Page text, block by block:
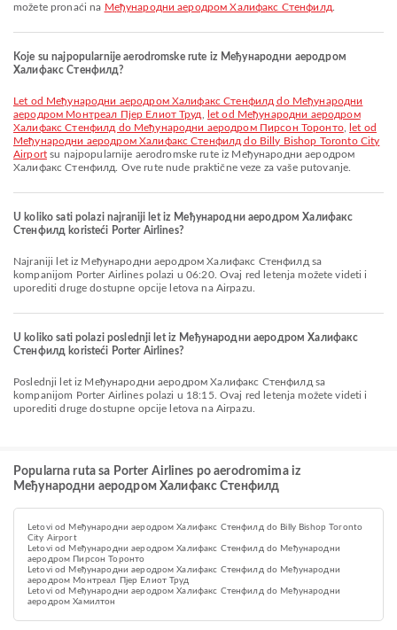
možete pronaći na Међународни аеродром Халифакс Стенфилд
Koje su najpopularnije aerodromske rute iz Међународни аеродром
Халифакс Стенфилд?
let od Међународни аеродром Халифакс Стенфилд do Међународни
аеродром Монтреал Пјер Елиот Труд
let od Међународни аеродром
Халифакс Стенфилд do Међународни аеродром Пирсон Торонто,
let od
Међународни аеродром Халифакс Стенфилд do Billy Bishop Toronto City
Airportsu najpopularnije aerodromske rute iz Међународни аеродром
Халифакс Стенфилд. Ove rute nude praktične veze za vaše putovanje.
U koliko sati polazi najraniji let iz Међународни аеродром Халифакс
Стенфилд koristeći Porter Airlines?
Najraniji let iz Међународни аеродром Халифакс Стенфилд sa
kompanijom Porter Airlines polazi u 06:20. Ovaj red letenja možete videti i
uporediti druge dostupne opcije letova na Airpazu.
U koliko sati polazi poslednji let iz Међународни аеродром Халифакс
Стенфилд koristeći Porter Airlines?
Poslednji let iz Међународни аеродром Халифакс Стенфилд sa
kompanijom Porter Airlines polazi u 18:15. Ovaj red letenja možete videti i
uporediti druge dostupne opcije letova na Airpazu.
Popularna ruta sa Porter Airlines po aerodromima iz
Међународни аеродром Халифакс Стенфилд
Letovi od Међународни аеродром Халифакс Стенфилд do Billy Bishop Toronto
City Airport
Letovi od Међународни аеродром Халифакс Стенфилд do Међународни
аеродром Пирсон Торонто
Letovi od Међународни аеродром Халифакс Стенфилд do Међународни
аеродром Монтреал Пјер Елиот Труд
Letovi od Међународни аеродром Халифакс Стенфилд do Међународни
аеродром Хамилтон